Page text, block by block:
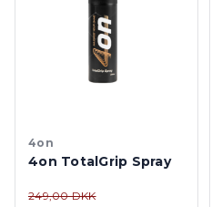
4on
4on TotalGrip Spray
249,00 DKK